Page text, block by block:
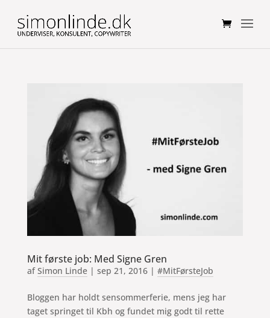
Mit første job: Med Signe Gren
afSimon Linde| sep 21, 2016| #MitFørsteJob
Bloggen har holdt sensommerferie, mens jeg har
taget springet til Kbh og fundet mig godt til rette